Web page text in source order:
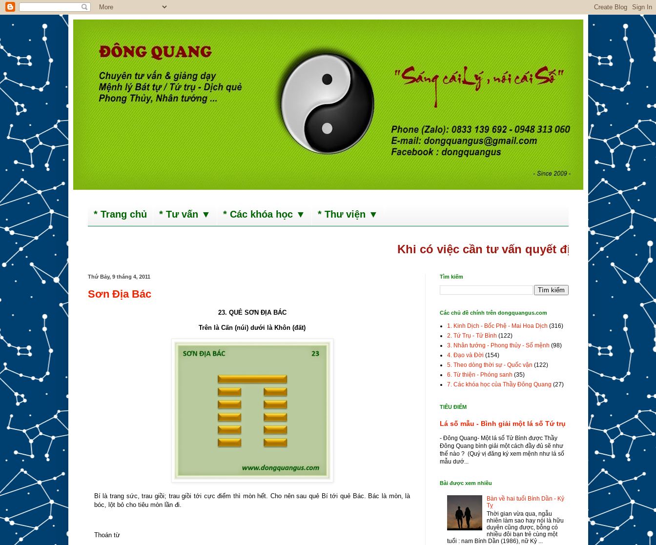
* Trang chủ * Tư vấn ▼ * Các khóa học ▼ * Thư viện ▼
Khi có việc cần tư vấn quyết định gấp hãy gọi/
Thứ Bảy, 9 tháng 4, 2011
Sơn Địa Bác
23. QUẺ SƠN ĐỊA BÁC
Trên là Cấn (núi) dưới là Khôn (đất)
Bí là trang sức, trau giồi; trau giồi tới cực điểm thì mòn hết. Cho nên sau quẻ Bí tới quẻ Bác. Bác là mòn, là
bóc, lột bỏ cho tiêu mòn lần đi.
Thoán từ
Tìm kiếm
Các chủ đề chính trên dongquangus.com
1. Kinh Dịch - Bốc Phệ - Mai Hoa Dịch (316)
2. Tứ Trụ - Tử Bình (122)
3. Nhân tướng - Phong thủy - Số mệnh (98)
4. Đạo và Đời (154)
5. Theo dòng thời sự - Quốc vận (122)
6. Từ thiện - Phóng sanh (35)
7. Các khóa học của Thầy Đông Quang (27)
TIÊU ĐIỂM
Lá số mẫu - Bình giải một lá số Tứ trụ
- Đông Quang- Một lá số Tử Bình được Thầy
Đông Quang bình giải một cách đầy đủ sẽ như
thế nào ? (Quý vị đăng ký xem mệnh như lá số
mẫu dướ...
Bài được xem nhiều
Bàn về hai tuổi Bính Dần - Kỷ
Tỵ
Thời gian vừa qua, ngẫu
nhiên làm sao hay nói là hữu
duyên cũng được, bỗng có
nhiều đôi bạn trẻ cùng một
tuổi : nam Bính Dần (1986), nữ Kỷ ...